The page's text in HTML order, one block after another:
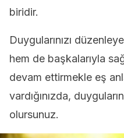
biridir.
Duygularınızı
hem de başkalarıyla
devam ettirmekle eş
vardığınızda,
olursunuz.